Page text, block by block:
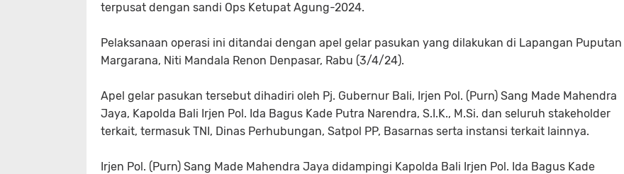
terpusat dengan sandi Ops Ketupat Agung-2024.
Pelaksanaan operasi ini ditandai dengan apel gelar pasukan yang dilakukan di Lapangan Puputan
Margarana, Niti Mandala Renon Denpasar, Rabu (3/4/24).
Apel gelar pasukan tersebut dihadiri oleh Pj. Gubernur Bali, Irjen Pol. (Purn) Sang Made Mahendra
Jaya, Kapolda Bali Irjen Pol. Ida Bagus Kade Putra Narendra, S.I.K., M.Si. dan seluruh stakeholder
terkait, termasuk TNI, Dinas Perhubungan, Satpol PP, Basarnas serta instansi terkait lainnya.
Irjen Pol. (Purn) Sang Made Mahendra Jaya didampingi Kapolda Bali Irjen Pol. Ida Bagus Kade